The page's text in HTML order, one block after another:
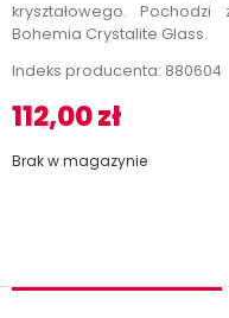
kryształowego.
Bohemia Crystalite Glass.
Indeks producenta: 880604
112,00zł
Brak w magazynie